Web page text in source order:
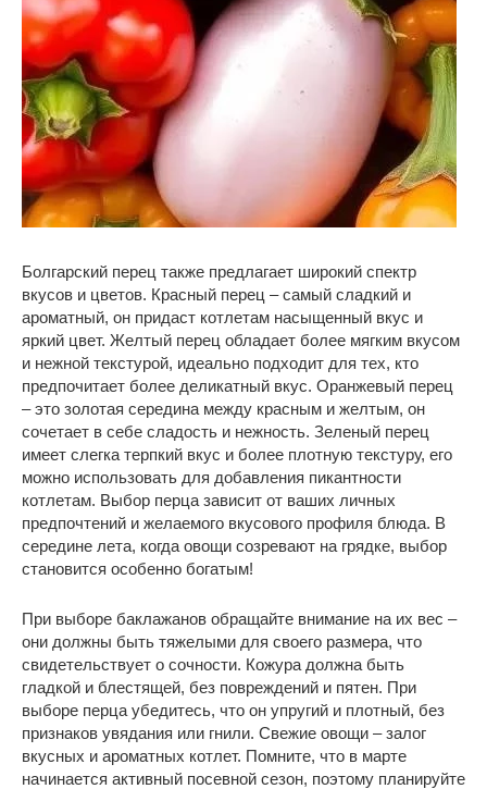
Болгарский перец также предлагает широкий спектр
вкусов и цветов. Красный перец – самый сладкий и
ароматный, он придаст котлетам насыщенный вкус и
яркий цвет. Желтый перец обладает более мягким вкусом
и нежной текстурой, идеально подходит для тех, кто
предпочитает более деликатный вкус. Оранжевый перец
– это золотая середина между красным и желтым, он
сочетает в себе сладость и нежность. Зеленый перец
имеет слегка терпкий вкус и более плотную текстуру, его
можно использовать для добавления пикантности
котлетам. Выбор перца зависит от ваших личных
предпочтений и желаемого вкусового профиля блюда. В
середине лета, когда овощи созревают на грядке, выбор
становится особенно богатым!
При выборе баклажанов обращайте внимание на их вес –
они должны быть тяжелыми для своего размера, что
свидетельствует о сочности. Кожура должна быть
гладкой и блестящей, без повреждений и пятен. При
выборе перца убедитесь, что он упругий и плотный, без
признаков увядания или гнили. Свежие овощи – залог
вкусных и ароматных котлет. Помните, что в марте
начинается активный посевной сезон, поэтому планируйте